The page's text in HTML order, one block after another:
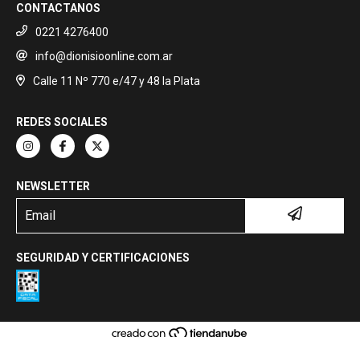
CONTACTANOS
0221 4276400
info@dionisioonline.com.ar
Calle 11 Nº 770 e/47 y 48 la Plata
REDES SOCIALES
NEWSLETTER
SEGURIDAD Y CERTIFICACIONES